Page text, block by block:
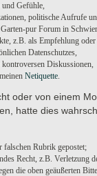
Gefühle,
politische Aufrufe
pur Forum in
z.B. als Empfehlung
Datenschutzes,
Diskussionen,
Netiquette.
oder von einem
hatte dies
falschen Rubrik gepostet;
Recht, z.B. Verletzung
die oben geäußerten